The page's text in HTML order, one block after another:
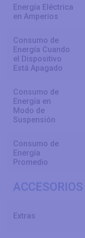
Energía Eléctrica
en Amperios
Consumo de
Energía Cuando
el Dispositivo
Está Apagado
Consumo de
Energía en
Modo de
Suspensión
Consumo de
Energía
Promedio
ACCESORIOS
Extras